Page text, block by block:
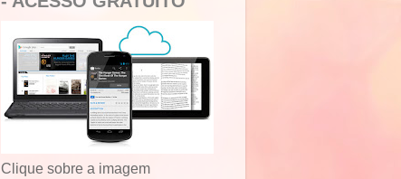
Clique sobre a imagem